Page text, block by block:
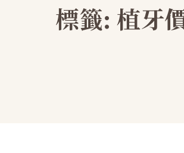
標籤: 植牙